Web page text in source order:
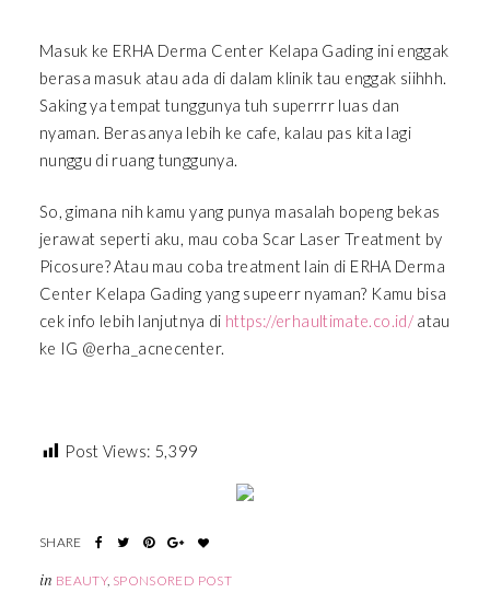
Masuk ke ERHA Derma Center Kelapa Gading ini enggak
berasa masuk atau ada di dalam klinik tau enggak siihhh.
Saking ya tempat tunggunya tuh superrrr luas dan
nyaman. Berasanya lebih ke cafe, kalau pas kita lagi
nunggu di ruang tunggunya.
So, gimana nih kamu yang punya masalah bopeng bekas
jerawat seperti aku, mau coba Scar Laser Treatment by
Picosure? Atau mau coba treatment lain di ERHA Derma
Center Kelapa Gading yang supeerr nyaman? Kamu bisa
cek info lebih lanjutnya di https://erhaultimate.co.id/ atau
ke IG @erha_acnecenter.
Post Views: 5,399
in BEAUTY, SPONSORED POST